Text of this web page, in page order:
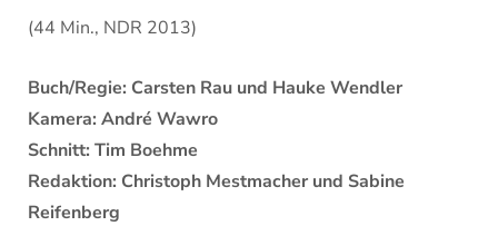
(44 Min., NDR 2013)
Buch/Regie: Carsten Rau und Hauke Wendler
Kamera: André Wawro
Schnitt: Tim Boehme
Redaktion: Christoph Mestmacher und Sabine
Reifenberg